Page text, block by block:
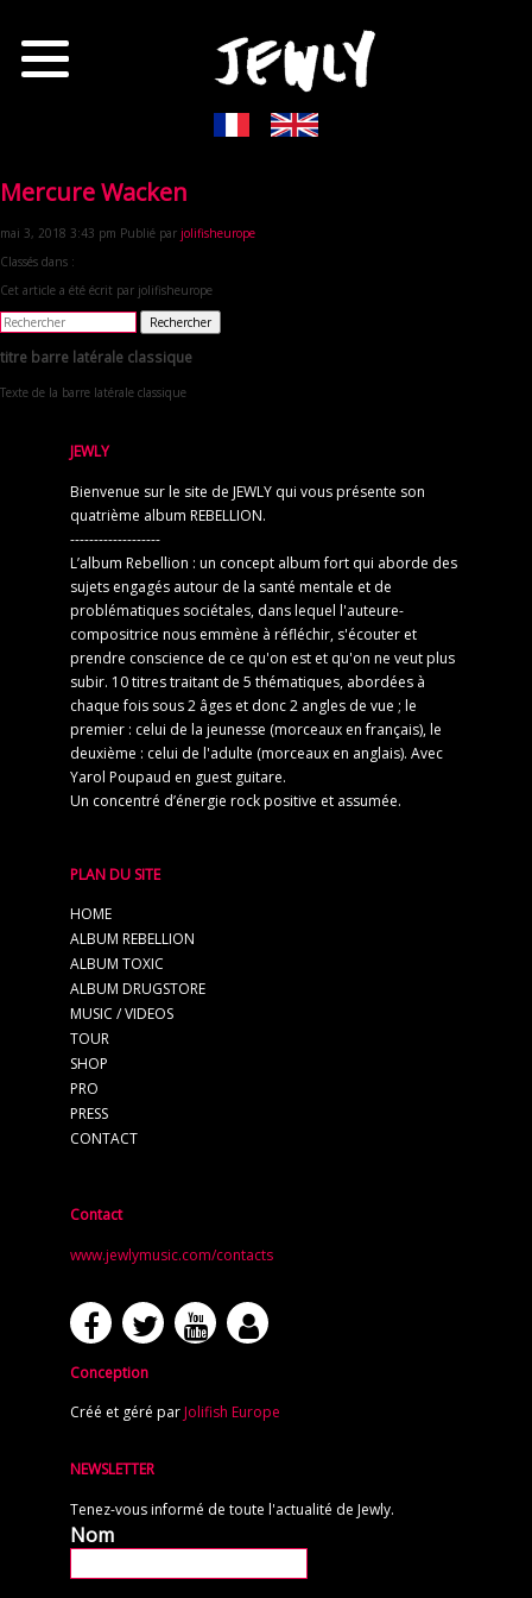
Mercure Wacken
mai 3, 2018 3:43 pm Publié par jolifisheurope
Classés dans :
Cet article a été écrit par jolifisheurope
Rechercher
titre barre latérale classique
Texte de la barre latérale classique
JEWLY
Bienvenue sur le site de JEWLY qui vous présente son
quatrième album REBELLION.
-------------------
L’album Rebellion : un concept album fort qui aborde des
sujets engagés autour de la santé mentale et de
problématiques sociétales, dans lequel l'auteure-
compositrice nous emmène à réfléchir, s'écouter et
prendre conscience de ce qu'on est et qu'on ne veut plus
subir. 10 titres traitant de 5 thématiques, abordées à
chaque fois sous 2 âges et donc 2 angles de vue ; le
premier : celui de la jeunesse (morceaux en français), le
deuxième : celui de l'adulte (morceaux en anglais). Avec
Yarol Poupaud en guest guitare.
Un concentré d’énergie rock positive et assumée.
PLAN DU SITE
HOME
ALBUM REBELLION
ALBUM TOXIC
ALBUM DRUGSTORE
MUSIC / VIDEOS
TOUR
SHOP
PRO
PRESS
CONTACT
Contact
www.jewlymusic.com/contacts
Conception
Créé et géré par Jolifish Europe
NEWSLETTER
Tenez-vous informé de toute l'actualité de Jewly.
Nom